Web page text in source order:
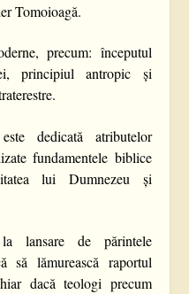
Tomoioagă.
precum: începutul
principiul antropic și
dedicată atributelor
fundamentele biblice
lui Dumnezeu și
lansare de părintele
să lămurească raportul
dacă teologi precum